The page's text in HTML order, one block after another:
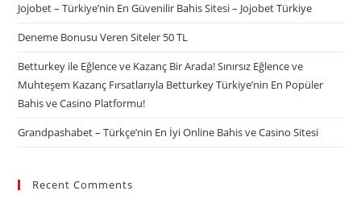
Jojobet – Türkiye’nin En Güvenilir Bahis Sitesi – Jojobet Türkiye
Deneme Bonusu Veren Siteler 50 TL
Betturkey ile Eğlence ve Kazanç Bir Arada! Sınırsız Eğlence ve
Muhteşem Kazanç Fırsatlarıyla Betturkey Türkiye’nin En Popüler
Bahis ve Casino Platformu!
Grandpashabet – Türkçe’nin En İyi Online Bahis ve Casino Sitesi
Recent Comments